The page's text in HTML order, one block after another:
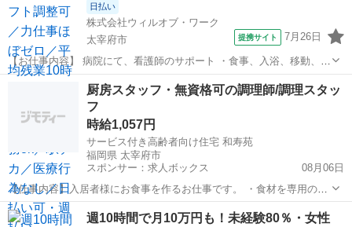
日払い
株式会社ウィルオブ・ワーク
太宰府市
提携サイト 7月26日
【お仕事内容】 病院にて、看護師のサポート ・食事、入浴、移動、排
泄などの身体介助 ・病室のシーツ交換、清掃、環境整備 ・事務作業の
補助業務 ・伝票やカルテの運搬 ・備品、器具の確認 など 「できるか
不安・・・」 「未経験...
太宰府市 その他
厨房スタッフ・無資格可の調理師/調理スタッ
フ
時給1,057円
サービス付き高齢者向け住宅 和寿苑
福岡県 太宰府市
スポンサー：求人ボックス
08月06日
【仕事内容】入居者様にお食事を作るお仕事です。 ・食材を専用の機
械で加熱、盛り付ける作業がメインですので、初心者の方もご安心く
ださい。 ・全てのメニューに写真付きのレシピがあります。 雇用期間
アルバイト・パート
週10時間で月10万円も！未経験80％・女性